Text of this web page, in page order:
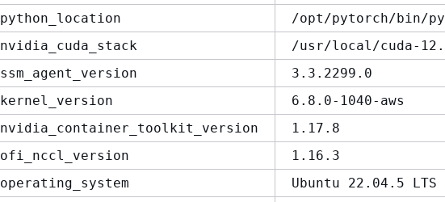
python_location
/opt/pytorch/bin/
nvidia_cuda_stack
/usr/local/cuda-
ssm_agent_version
3.3.2299.0
kernel_version
6.8.0-1040-aws
nvidia_container_toolkit_version
1.17.8
ofi_nccl_version
1.16.3
operating_system
Ubuntu 22.04.5 LTS